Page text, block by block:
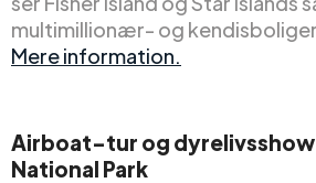
multimillionær- og
Mere information.
Airboat-tur og dyrelivsshow
National Park